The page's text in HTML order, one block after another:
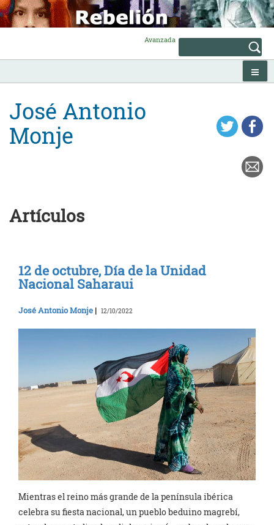
Skip
to
content
Avanzada
José Antonio
Monje
Artículos
12 de octubre, Día de la Unidad
Nacional Saharaui
José Antonio Monje | 12/10/2022
Mientras el reino más grande de la península ibérica
celebra su fiesta nacional, un pueblo beduino magrebí,